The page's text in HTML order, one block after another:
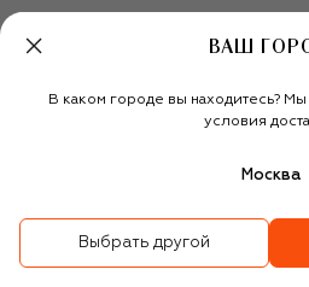
Маска для
интенсивного ухода за
ВАШ
В каком городе вы находитесь?
условия
Москва
Выбрать другой